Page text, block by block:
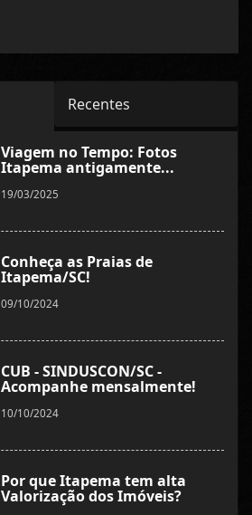
Recentes
Viagem no Tempo: Fotos
Itapema antigamente...
19/03/2025
Conheça as Praias de
Itapema/SC!
09/10/2024
CUB - SINDUSCON/SC -
Acompanhe mensalmente!
10/10/2024
Por que Itapema tem alta
Valorização dos Imóveis?